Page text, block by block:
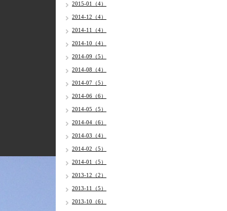
2015-01（4）
2014-12（4）
2014-11（4）
2014-10（4）
2014-09（5）
2014-08（4）
2014-07（5）
2014-06（6）
2014-05（5）
2014-04（6）
2014-03（4）
2014-02（5）
2014-01（5）
2013-12（2）
2013-11（5）
2013-10（6）